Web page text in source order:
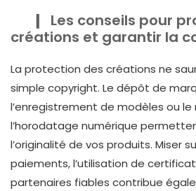
Les conseils pour
créations et garantir la
La protection des créations ne
simple copyright. Le dépôt de
l’enregistrement de modèles ou le
l’horodatage numérique
l’originalité de vos produits. Miser
paiements, l’utilisation de
partenaires fiables contribue